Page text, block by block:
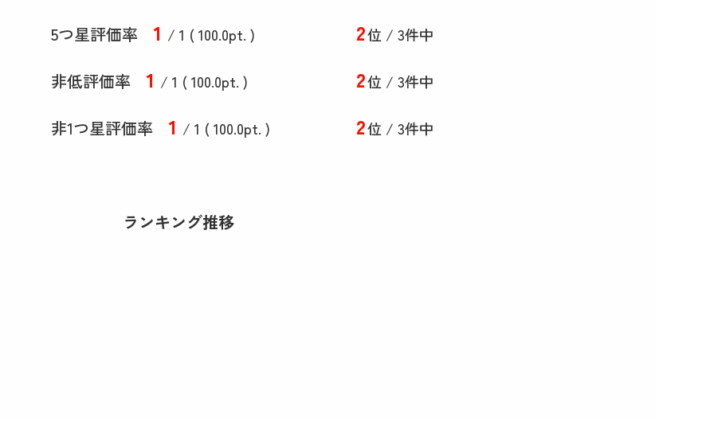
5つ星評価率 1 / 1 ( 100.0pt. ) 2位 / 3件中
非低評価率 1 / 1 ( 100.0pt. ) 2位 / 3件中
非1つ星評価率 1 / 1 ( 100.0pt. ) 2位 / 3件中
ランキング推移